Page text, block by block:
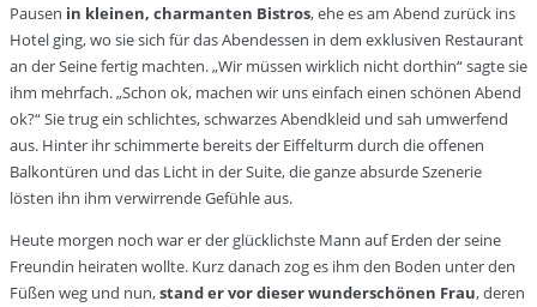
Pausen in kleinen, charmanten Bistros, ehe es am Abend zurück ins
Hotel ging, wo sie sich für das Abendessen in dem exklusiven Restaurant
an der Seine fertig machten. „Wir müssen wirklich nicht dorthin“ sagte sie
ihm mehrfach. „Schon ok, machen wir uns einfach einen schönen Abend
ok?“ Sie trug ein schlichtes, schwarzes Abendkleid und sah umwerfend
aus. Hinter ihr schimmerte bereits der Eiffelturm durch die offenen
Balkontüren und das Licht in der Suite, die ganze absurde Szenerie
lösten ihn ihm verwirrende Gefühle aus.
Heute morgen noch war er der glücklichste Mann auf Erden der seine
Freundin heiraten wollte. Kurz danach zog es ihm den Boden unter den
Füßen weg und nun,stand er vor dieser wunderschönen Frau, deren